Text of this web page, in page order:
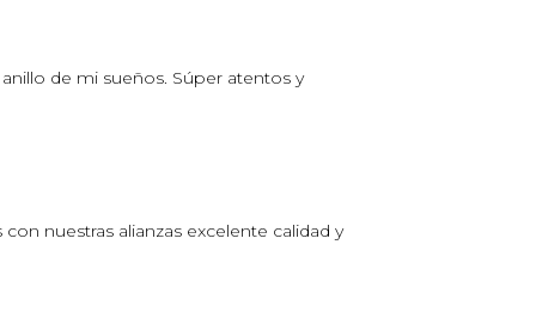
de mi sueños. Súper atentos y
nuestras alianzas excelente calidad y